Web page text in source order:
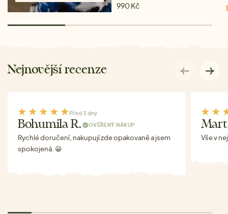
990 Kč
Nejnovější recenze
Před 3 dny
Bohumila R. OVĚŘENÝ NÁKUP
Rychlé doručení, nakupují zde opakovaně a jsem
spokojená. 😀
Vše v